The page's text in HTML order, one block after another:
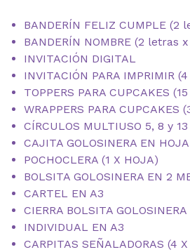
BANDERÍN FELIZ CUMPLE (2
BANDERÍN NOMBRE (2 letras
INVITACIÓN DIGITAL
INVITACIÓN PARA IMPRIMIR
TOPPERS PARA CUPCAKES
WRAPPERS PARA CUPCAKES
CÍRCULOS MULTIUSO 5, 8 y 13
CAJITA GOLOSINERA EN
POCHOCLERA (1 X HOJA)
BOLSITA GOLOSINERA EN 2
CARTEL EN A3
CIERRA BOLSITA
INDIVIDUAL EN A3
CARPITAS SEÑALADORAS (4